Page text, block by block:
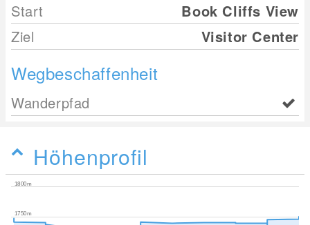
Start
Book Cliffs View
Ziel
Visitor Center
Wegbeschaffenheit
Wanderpfad
Höhenprofil
1750m
1800m